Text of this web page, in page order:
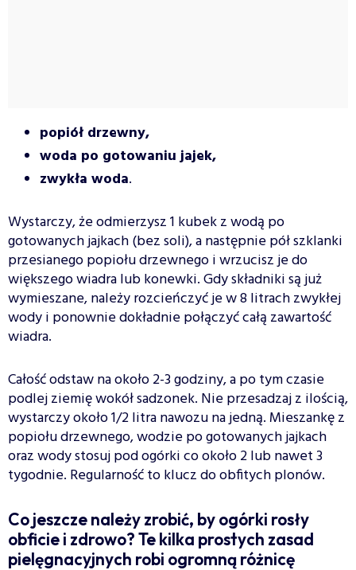
popiół drzewny,
woda po gotowaniu jajek,
zwykła woda.
Wystarczy, że odmierzysz 1 kubek z wodą po
gotowanych jajkach (bez soli), a następnie pół szklanki
przesianego popiołu drzewnego i wrzucisz je do
większego wiadra lub konewki. Gdy składniki są już
wymieszane, należy rozcieńczyć je w 8 litrach zwykłej
wody i ponownie dokładnie połączyć całą zawartość
wiadra.
Całość odstaw na około 2-3 godziny, a po tym czasie
podlej ziemię wokół sadzonek. Nie przesadzaj z ilością,
wystarczy około 1/2 litra nawozu na jedną. Mieszankę z
popiołu drzewnego, wodzie po gotowanych jajkach
oraz wody stosuj pod ogórki co około 2 lub nawet 3
tygodnie. Regularność to klucz do obfitych plonów.
Co jeszcze należy zrobić, by ogórki rosły
obficie i zdrowo? Te kilka prostych zasad
pielęgnacyjnych robi ogromną różnicę